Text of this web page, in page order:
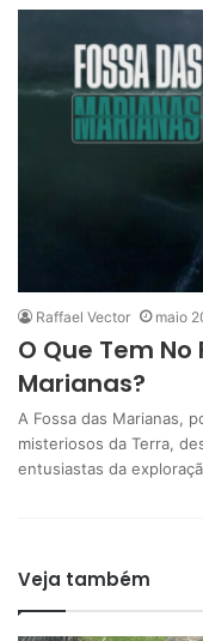
Raffael Vector maio
O Que Tem No
Marianas?
A Fossa das Marianas,
misteriosos da Terra,
entusiastas da
Veja também